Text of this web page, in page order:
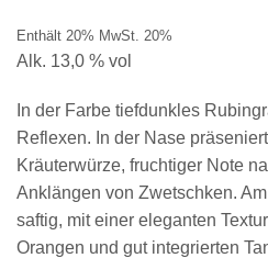
Enthält 20% MwSt. 20%
Alk. 13,0 % vol
In der Farbe tiefdunkles
Reflexen. In der Nase
Kräuterwürze, fruchtiger Note
Anklängen von Zwetschken.
saftig, mit einer eleganten
Orangen und gut integrierten